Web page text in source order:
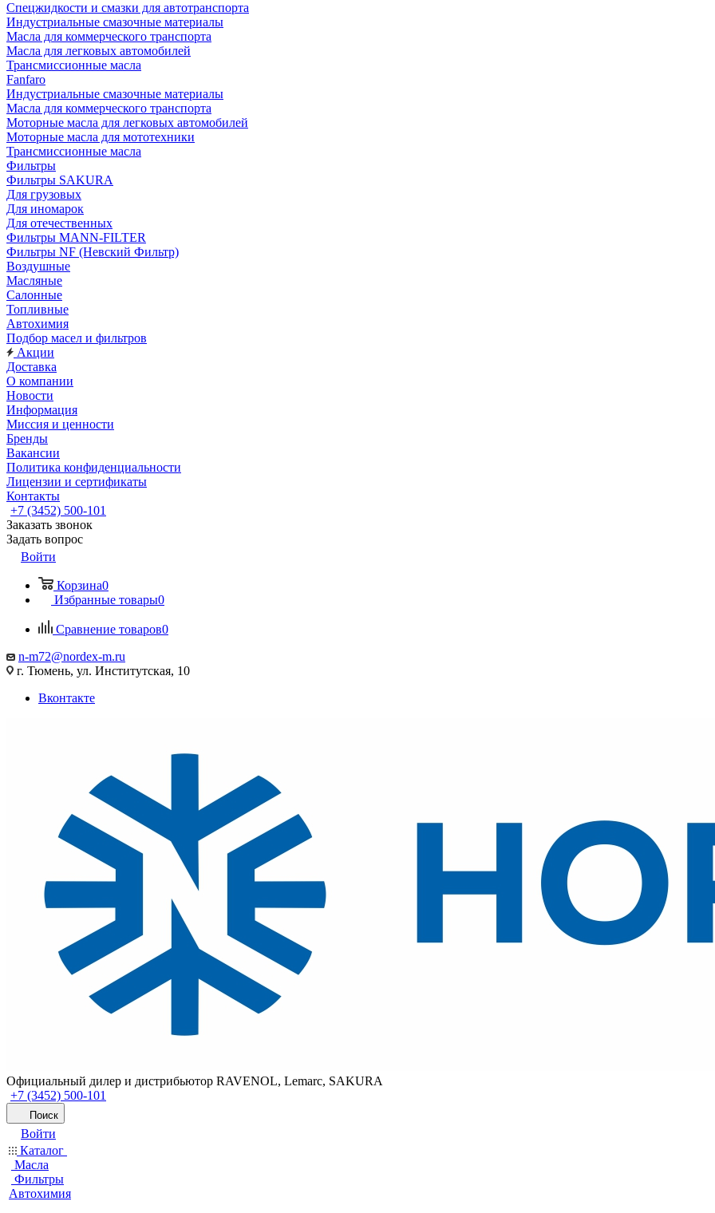
Cпецжидкости и смазки для автотранспорта
Индустриальные смазочные материалы
Масла для коммерческого транспорта
Масла для легковых автомобилей
Трансмиссионные масла
Fanfaro
Индустриальные смазочные материалы
Масла для коммерческого транспорта
Моторные масла для легковых автомобилей
Моторные масла для мототехники
Трансмиссионные масла
Фильтры
Фильтры SAKURA
Для грузовых
Для иномарок
Для отечественных
Фильтры MANN-FILTER
Фильтры NF (Невский Фильтр)
Воздушные
Масляные
Салонные
Топливные
Автохимия
Подбор масел и фильтров
Акции
Доставка
О компании
Новости
Информация
Миссия и ценности
Бренды
Вакансии
Политика конфиденциальности
Лицензии и сертификаты
Контакты
+7 (3452) 500-101
Заказать звонок
Задать вопрос
Войти
Корзина0
Избранные товары0
Сравнение товаров0
n-m72@nordex-m.ru
г. Тюмень, ул. Институтская, 10
Вконтакте
Официальный дилер и дистрибьютор RAVENOL, Lemarc, SAKURA
+7 (3452) 500-101
Поиск
Войти
Каталог
Масла
Фильтры
Автохимия